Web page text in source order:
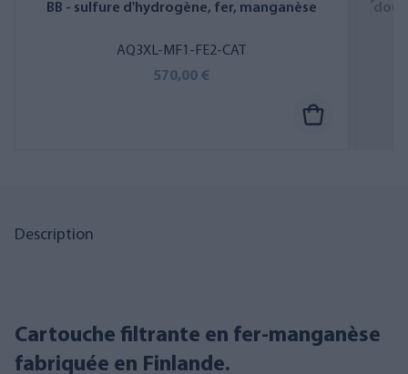
BB - sulfure d'hydrogène, fer, manganèse
AQ3XL-MF1-FE2-CAT
570,00 €
Description
Cartouche filtrante en fer-manganèse
fabriquée en Finlande.